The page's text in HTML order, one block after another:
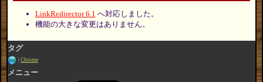
LinkRedirector 6.1 へ対応しました。
機能の大きな変更はありません。
タグ
Chrome
メニュー